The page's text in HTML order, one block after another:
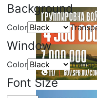
Background
Color
Window
Color
Font Size